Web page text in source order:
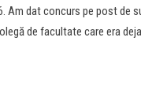
Am dat concurs pe post de
de facultate care era